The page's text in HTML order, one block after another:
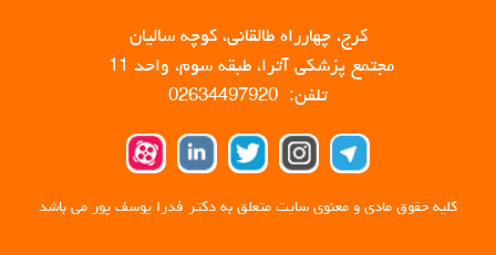
کرج، چهارراه طالقانی، کوچه سالیان
مجتمع پزشکی آترا، طبقه سوم، واحد 11
تلفن: 02634497920
کلیه حقوق مادی و معنوی سایت متعلق به دکتر فدرا یوسف پور می باشد